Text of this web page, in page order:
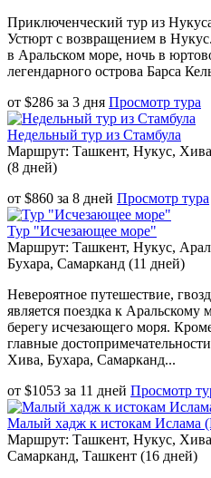
Приключенческий тур из
Устюрт с возвращением в
в Аральском море, ночь в
легендарного острова Барса
от $286 за 3 дня Просмотр тура
Недельный тур из Стамбула
Маршрут: Ташкент, Нукус,
(8 дней)
от $860 за 8 дней Просмотр тура
Тур "Исчезающее море"
Маршрут: Ташкент, Нукус,
Бухара, Самарканд (11 дней)
Невероятное путешествие,
является поездка к Аральскому
берегу исчезающего моря.
главные
Хива, Бухара, Самарканд...
от $1053 за 11 дней Просмотр
Малый хадж к истокам Ислама
Маршрут: Ташкент, Нукус,
Самарканд, Ташкент (16 дней)